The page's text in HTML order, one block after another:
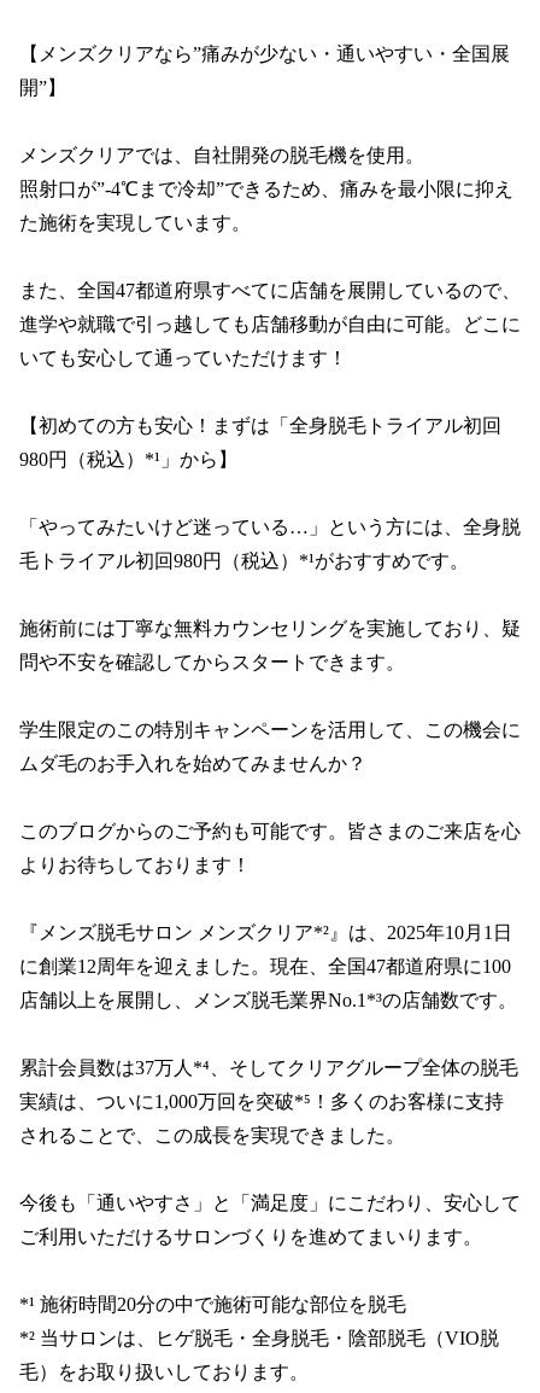
【メンズクリアなら”痛みが少ない・通いやすい・全国展
開”】
メンズクリアでは、自社開発の脱毛機を使用。
照射口が”-4℃まで冷却”できるため、痛みを最小限に抑え
た施術を実現しています。
また、全国47都道府県すべてに店舗を展開しているので、
進学や就職で引っ越しても店舗移動が自由に可能。どこに
いても安心して通っていただけます！
【初めての方も安心！まずは「全身脱毛トライアル初回
980円（税込）*¹」から】
「やってみたいけど迷っている…」という方には、全身脱
毛トライアル初回980円（税込）*¹がおすすめです。
施術前には丁寧な無料カウンセリングを実施しており、疑
問や不安を確認してからスタートできます。
学生限定のこの特別キャンペーンを活用して、この機会に
ムダ毛のお手入れを始めてみませんか？
このブログからのご予約も可能です。皆さまのご来店を心
よりお待ちしております！
『メンズ脱毛サロン メンズクリア*²』は、2025年10月1日
に創業12周年を迎えました。現在、全国47都道府県に100
店舗以上を展開し、メンズ脱毛業界No.1*³の店舗数です。
累計会員数は37万人*⁴、そしてクリアグループ全体の脱毛
実績は、ついに1,000万回を突破*⁵！多くのお客様に支持
されることで、この成長を実現できました。
今後も「通いやすさ」と「満足度」にこだわり、安心して
ご利用いただけるサロンづくりを進めてまいります。
*¹ 施術時間20分の中で施術可能な部位を脱毛
*² 当サロンは、ヒゲ脱毛・全身脱毛・陰部脱毛（VIO脱
毛）をお取り扱いしております。